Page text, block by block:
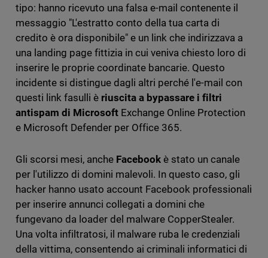
tipo: hanno ricevuto una falsa e-mail contenente il
messaggio "L'estratto conto della tua carta di
credito è ora disponibile" e un link che indirizzava a
una landing page fittizia in cui veniva chiesto loro di
inserire le proprie coordinate bancarie. Questo
incidente si distingue dagli altri perché l'e-mail con
questi link fasulli è riuscita a bypassare i filtri
antispam di Microsoft Exchange Online Protection
e Microsoft Defender per Office 365.
Gli scorsi mesi, anche Facebook è stato un canale
per l'utilizzo di domini malevoli. In questo caso, gli
hacker hanno usato account Facebook professionali
per inserire annunci collegati a domini che
fungevano da loader del malware CopperStealer.
Una volta infiltratosi, il malware ruba le credenziali
della vittima, consentendo ai criminali informatici di